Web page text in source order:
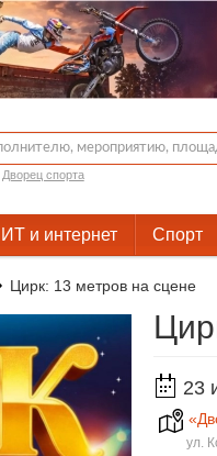
Дворец спорта
ИТ и интернет Спорт
Цирк: 13 метров на сцене
23
ул.